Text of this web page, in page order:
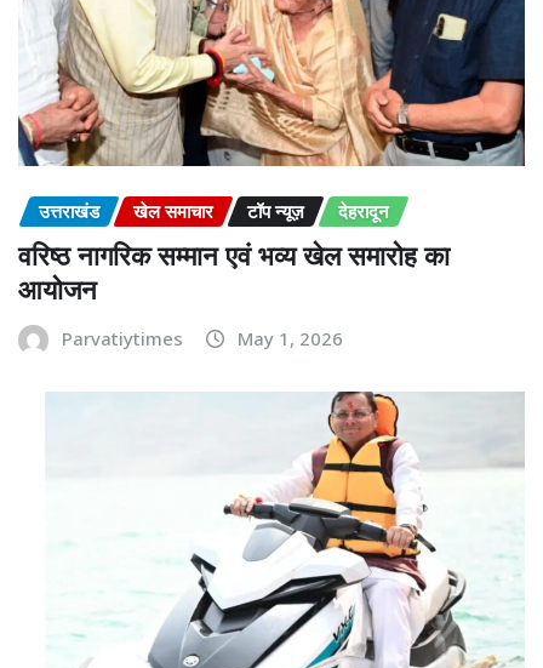
उत्तराखंड खेल समाचार टॉप न्यूज़ देहरादून
वरिष्ठ नागरिक सम्मान एवं भव्य खेल समारोह का
आयोजन
Parvatiytimes May 1, 2026